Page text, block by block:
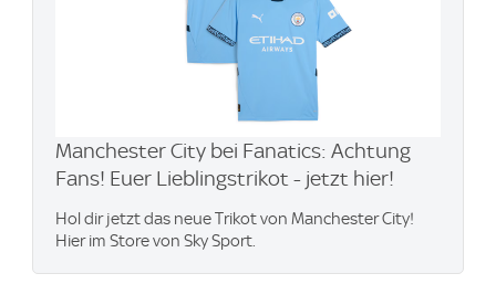
Manchester City bei Fanatics: Achtung
Fans! Euer Lieblingstrikot - jetzt hier!
Hol dir jetzt das neue Trikot von Manchester City!
Hier im Store von Sky Sport.